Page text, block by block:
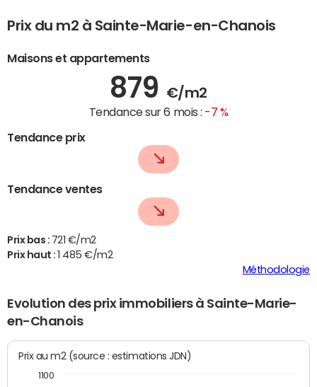
Prix du m2 à Sainte-Marie-en-Chanois
Maisons et appartements
879 €/m2
Tendance sur 6 mois : -7 %
Tendance prix
Tendance ventes
Prix bas : 721 €/m2
Prix haut :
1 485 €/m2
Méthodologie
Evolution des prix immobiliers à Sainte-Marie-
en-Chanois
Prix au m2 (source : estimations JDN)
1100